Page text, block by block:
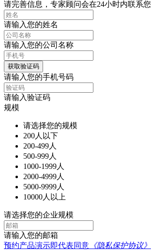
请完善信息，专家顾问会在24小时内联系您
请输入您的姓名
请输入您的公司名称
获取验证码
请输入您的手机号码
请输入验证码
规模
请选择您的规模
200人以下
200-499人
500-999人
1000-1999人
2000-4999人
5000-9999人
10000人以上
请选择您的企业规模
请输入您的邮箱
预约产品演示即代表同意 《隐私保护协议》